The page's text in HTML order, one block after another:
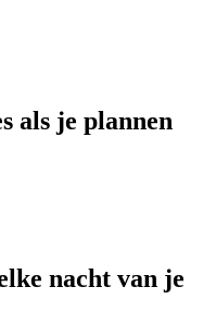
als je plannen
nacht van je